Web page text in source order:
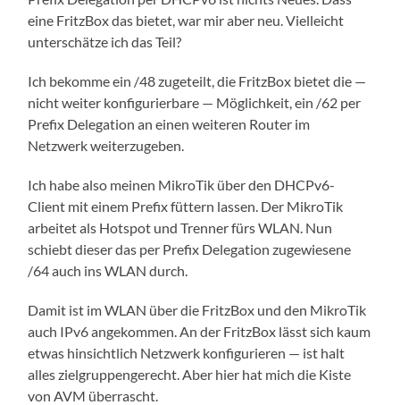
eine FritzBox das bietet, war mir aber neu. Vielleicht
unterschätze ich das Teil?
Ich bekomme ein /48 zugeteilt, die FritzBox bietet die —
nicht weiter konfigurierbare — Möglichkeit, ein /62 per
Prefix Delegation an einen weiteren Router im
Netzwerk weiterzugeben.
Ich habe also meinen MikroTik über den DHCPv6-
Client mit einem Prefix füttern lassen. Der MikroTik
arbeitet als Hotspot und Trenner fürs WLAN. Nun
schiebt dieser das per Prefix Delegation zugewiesene
/64 auch ins WLAN durch.
Damit ist im WLAN über die FritzBox und den MikroTik
auch IPv6 angekommen. An der FritzBox lässt sich kaum
etwas hinsichtlich Netzwerk konfigurieren — ist halt
alles zielgruppengerecht. Aber hier hat mich die Kiste
von AVM überrascht.